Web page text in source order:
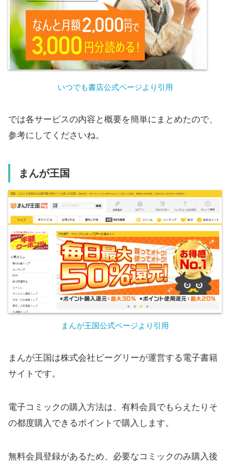
いつでも書店公式ページより引用
では各サービスの内容と概要を簡単にまとめたので、
参考にしてくださいね。
まんが王国
まんが王国公式ページより引用
まんが王国は株式会社ビーグリーが運営する電子書籍
サイトです。
電子コミックの購入方法は、有料会員でもらえたりそ
の都度購入できるポイントで購入します。
無料会員登録があるため、必要なコミックのみ購入後